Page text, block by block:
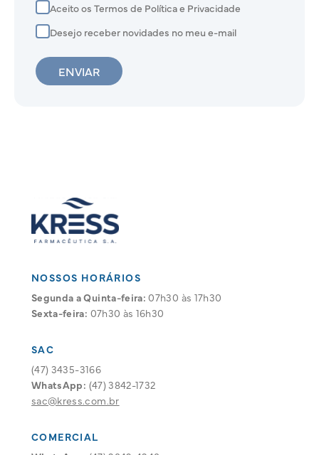
Aceito os Termos de Política e Privacidade
Desejo receber novidades no meu e-mail
ENVIAR
NOSSOS HORÁRIOS
Segunda a Quinta-feira: 07h30 às 17h30
Sexta-feira: 07h30 às 16h30
SAC
(47) 3435-3166
WhatsApp: (47) 3842-1732
sac@kress.com.br
COMERCIAL